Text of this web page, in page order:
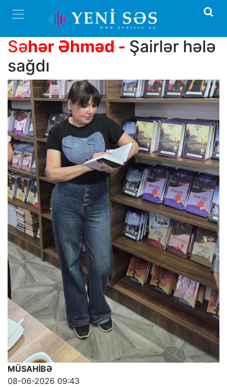
Səhər Əhməd - Şairlər hələ
sağdı
MÜSAHİBƏ
08-06-2026 09:43